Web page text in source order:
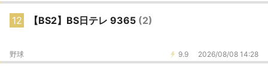
12 【BS2】BS日テレ 9365 (2)
9.9 2026/08/08 14:28
野球